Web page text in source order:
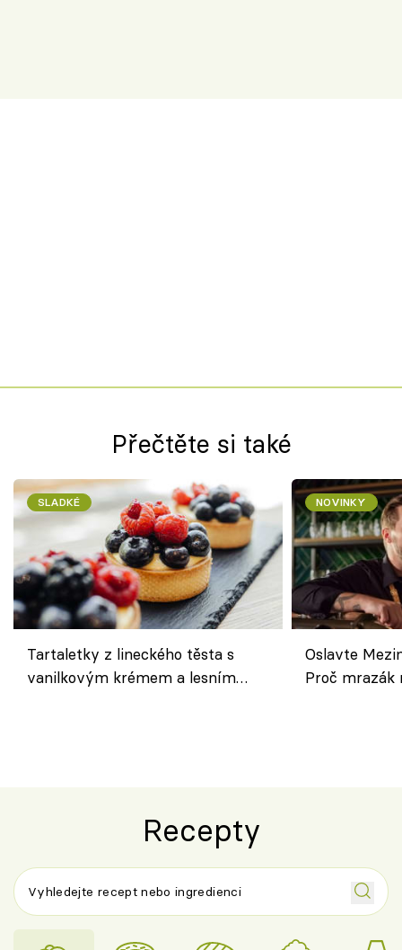
Přečtěte si také
SLADKÉ
Tartaletky z lineckého těsta s
vanilkovým krémem a lesním
NOVINKY
Oslavte
Proč
Recepty